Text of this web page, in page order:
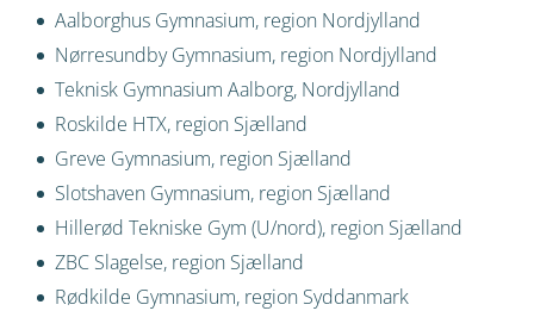
Aalborghus Gymnasium, region Nordjylland
Nørresundby Gymnasium, region Nordjylland
Teknisk Gymnasium Aalborg, Nordjylland
Roskilde HTX, region Sjælland
Greve Gymnasium, region Sjælland
Slotshaven Gymnasium, region Sjælland
Hillerød Tekniske Gym (U/nord), region Sjælland
ZBC Slagelse, region Sjælland
Rødkilde Gymnasium, region Syddanmark